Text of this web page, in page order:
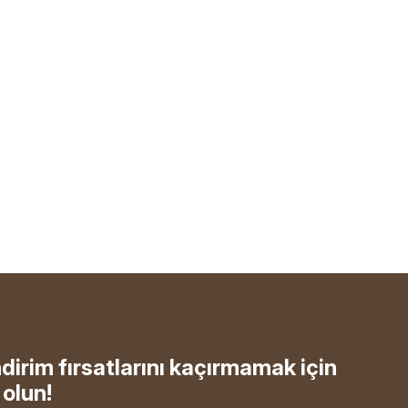
fırsatlarını kaçırmamak için